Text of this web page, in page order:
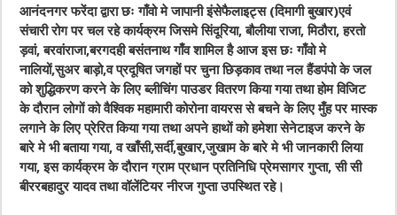
आनंदनगर फरेंदा द्वारा छः गाँवो मे जापानी इंसेफैलाइट्स (दिमागी बुखार)एवं
संचारी रोग पर चल रहे कार्यक्रम जिसमे सिंदूरिया, बौलीया राजा, मिठौरा, हरतो
ड़वां, बरवांराजा,बरगदही बसंतनाथ गाँव शामिल है आज इस छः गाँवो मे
नालियों,सुअर बाड़ो,व प्रदूषित जगहों पर चुना छिड़काव तथा नल हैंडपंपो के जल
को शुद्धिकरण करने के लिए ब्लीचिंग पाउडर वितरण किया गया तथा होम विजिट
के दौरान लोगों को वैश्विक महामारी कोरोना वायरस से बचने के लिए मुँह पर मास्क
लगाने के लिए प्रेरित किया गया तथा अपने हाथों को हमेशा सेनेटाइज करने के
बारे मे भी बताया गया, व खाँसी,सर्दी,बुखार,जुखाम के बारे मे भी जानकारी लिया
गया, इस कार्यक्रम के दौरान ग्राम प्रधान प्रतिनिधि प्रेमसागर गुप्ता, सी सी
बीररबहादुर यादव तथा वॉलेंटियर नीरज गुप्ता उपस्थित रहे।